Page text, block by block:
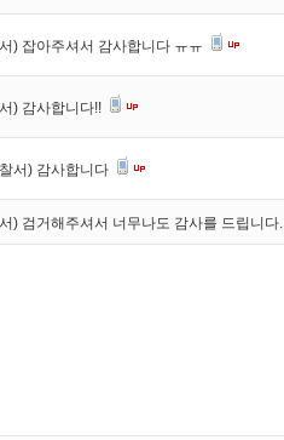
) 잡아주셔서 감사합니다 ㅠㅠ
) 감사합니다!!
서) 감사합니다
) 검거해주셔서 너무나도 감사를 드립니다.